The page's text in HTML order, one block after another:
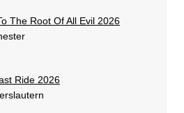
The Root Of All Evil 2026
Ride 2026